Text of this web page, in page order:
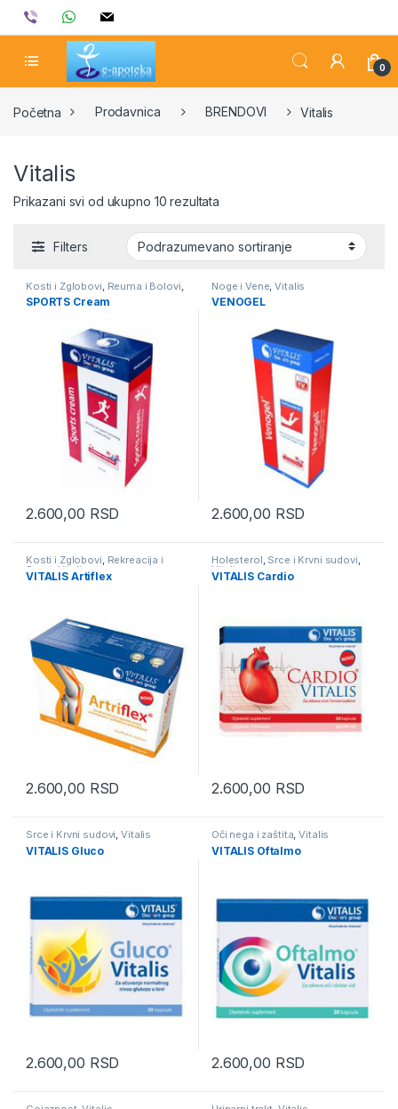
Skip to navigation
Skip to content
viber whatsappmail
0
Početna Prodavnica BRENDOVI Vitalis
Vitalis
Prikazani svi od ukupno 10 rezultata
Filters
Kosti i Zglobovi Reuma i Bolovi
Vitalis
SPORTS Cream
2.600,00 RSD
Noge i Vene ,Vitalis
VENOGEL
2.600,00 RSD
Kosti i Zglobovi, Rekreacija i
Sport,Vitalis
VITALIS Artiflex
2.600,00 RSD
Holesterol, Srce i Krvni sudovi,
Vitalis
VITALIS Cardio
2.600,00 RSD
Srce i Krvni sudovi,Vitalis
VITALIS Gluco
2.600,00 RSD
Oči nega i zaštita,Vitalis
VITALIS Oftalmo
2.600,00 RSD